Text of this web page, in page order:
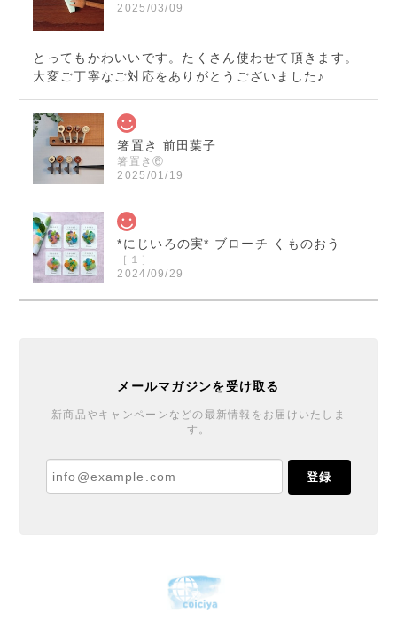
2025/03/09
とってもかわいいです。たくさん使わせて頂きます。
大変ご丁寧なご対応をありがとうございました♪
箸置き 前田葉子
箸置き⑥
2025/01/19
*にじいろの実* ブローチ くものおう
［１］
2024/09/29
*にじいろの実* ブローチ くものおう
丁寧で温かい対応と梱包をありがとうございました♪
ブローチもとても可愛くご縁を賜りまして嬉しいで
花器「春待ちうさぎ」 十二月窯
2024/03/16
メールマガジンを受け取る
新商品やキャンペーンなどの最新情報をお届けいたしま
す。
登録